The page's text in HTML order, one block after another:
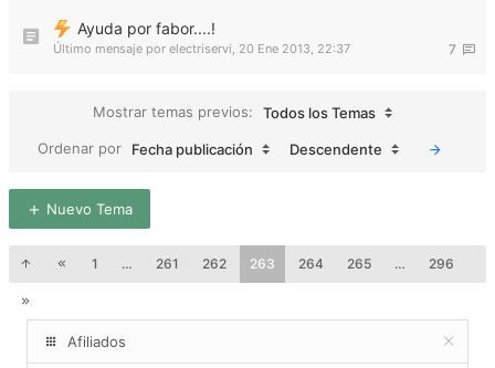
Ayuda por fabor....!
7
Último mensaje por electriservi, 20 Ene 2013, 22:37
Mostrar temas previos:
Todos los Temas
Ordenar por
Fecha publicación Descendente
Nuevo Tema
1 … 261 262 263 264 265 … 296
Afiliados